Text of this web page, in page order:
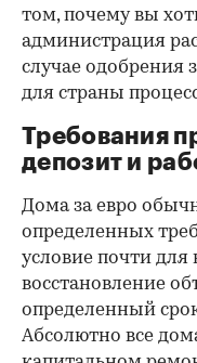
том, почему вы
администрация
случае одобрения
для страны
Требования
депозит и
Дома за евро
определенных
условие почти
восстановление
определенный
Абсолютно все